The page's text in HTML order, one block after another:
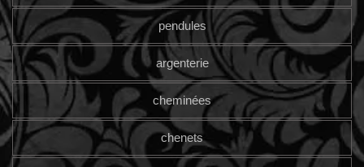
pendules
argenterie
cheminées
chenets